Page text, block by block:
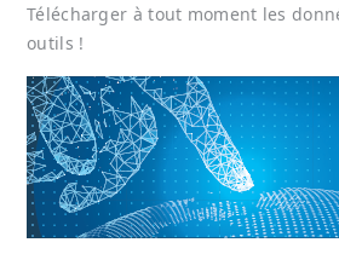
Télécharger à tout moment les
outils !